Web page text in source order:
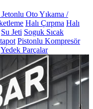
Jetonlu Oto Yıkama /
Halı Çırpma Halı
Su Jeti Soguk Sıcak
Pistonlu Kompresör
Yedek Parçalar